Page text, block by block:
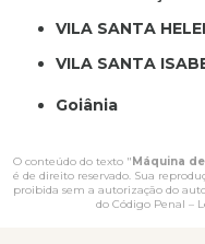
VILA SANTA
VILA SANTA
Goiânia
O conteúdo do texto "Máquina
é de direito reservado. Sua
proibida sem a autorização do
do Código Penal –